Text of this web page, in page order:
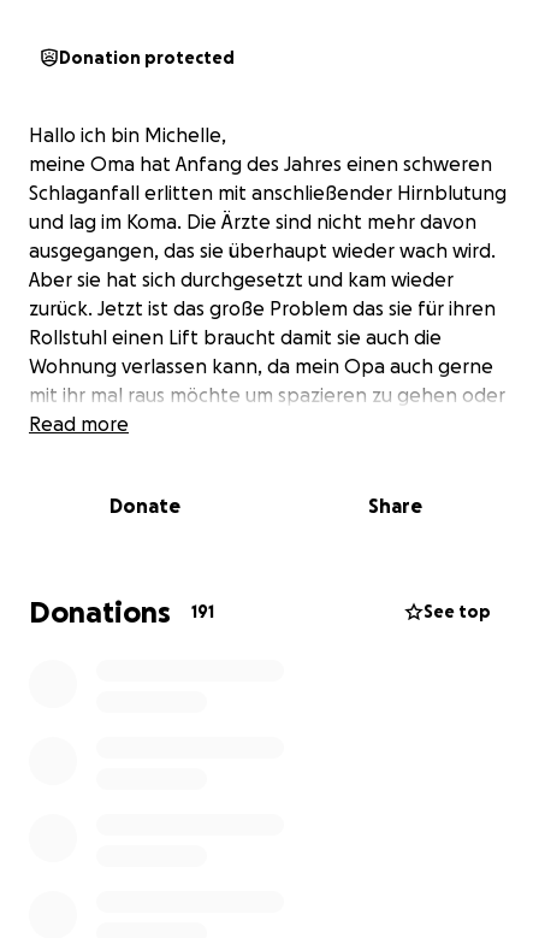
Donation protected
Hallo ich bin Michelle,
meine Oma hat Anfang des Jahres einen schweren
Schlaganfall erlitten mit anschließender Hirnblutung
und lag im Koma. Die Ärzte sind nicht mehr davon
ausgegangen, das sie überhaupt wieder wach wird.
Aber sie hat sich durchgesetzt und kam wieder
zurück. Jetzt ist das große Problem das sie für ihren
Rollstuhl einen Lift braucht damit sie auch die
Wohnung verlassen kann, da mein Opa auch gerne
mit ihr mal raus möchte um spazieren zu gehen oder
sie auch einfach mal in der Sonne sitzen möchte. Da
Wohnung traurig sitzen zu sehen. Wir haben leider
bitten um Hilfe jeder Cent zählt. Ich möchte mich
jetzt schon mal bei allen bedanken die uns
Read more
Donate Share
Donations 191 See top